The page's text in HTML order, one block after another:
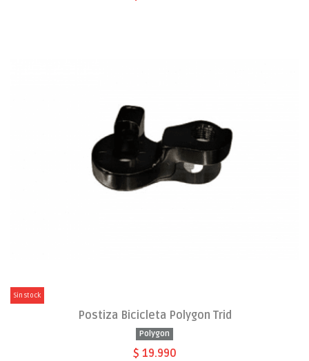
Sin stock
Postiza Bicicleta Polygon Trid
Polygon
$ 19.990